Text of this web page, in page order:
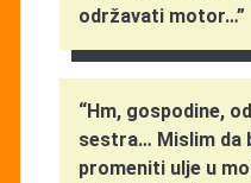
održavati motor…”
“Hm, gospodine,
sestra… Mislim da
promeniti ulje u